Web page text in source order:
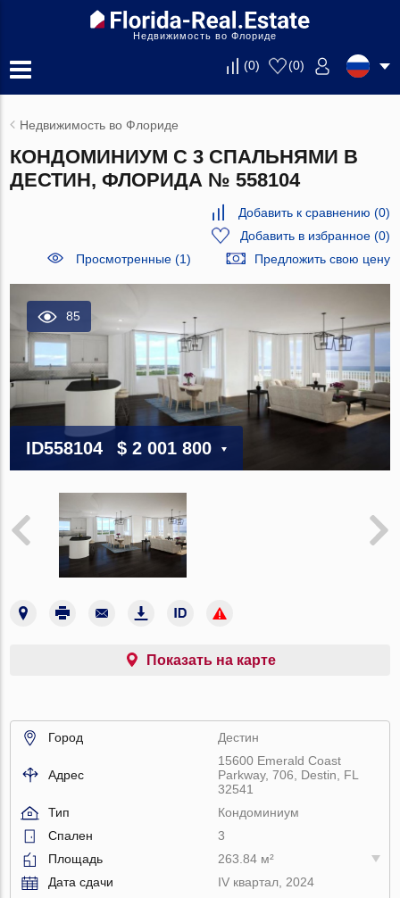
Недвижимость во Флориде
(0) (0)
Недвижимость во Флориде
КОНДОМИНИУМ С 3 СПАЛЬНЯМИ В
ДЕСТИН, ФЛОРИДА № 558104
Добавить к сравнению (0)
Добавить в избранное(0)
Просмотренные (1)
Предложить свою цену
85
ID558104 $ 2 001 800
Показать на карте
Город Дестин
Адрес
15600 Emerald Coast
Parkway, 706, Destin, FL
32541
Тип
Кондоминиум
Спален
3
Площадь
263.84 м²
Дата сдачи
IV квартал, 2024